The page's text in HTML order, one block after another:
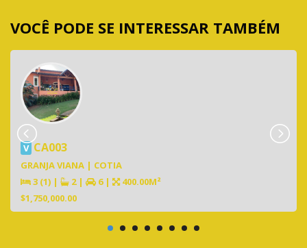
VOCÊ PODE SE INTERESSAR TAMBÉM
V CA003
GRANJA VIANA | COTIA
3 (1) | 2 | 6 |
400.00M²
$1,750,000.00